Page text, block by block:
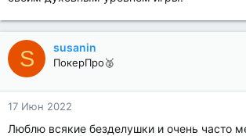
S susanin
ПокерПро🥈
17 Июн 2022
Люблю всякие безделушки и очень часто